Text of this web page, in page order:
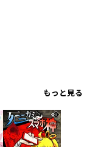
もっと見る